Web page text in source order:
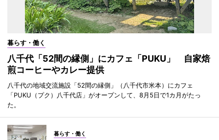
暮らす・働く
八千代「52間の縁側」にカフェ「PUKU」 自家焙
煎コーヒーやカレー提供
八千代の地域交流施設「52間の縁側」（八千代市米本）にカフェ
「PUKU（プク）八千代店」がオープンして、8月5日で1カ月がたっ
た。
暮らす・働く